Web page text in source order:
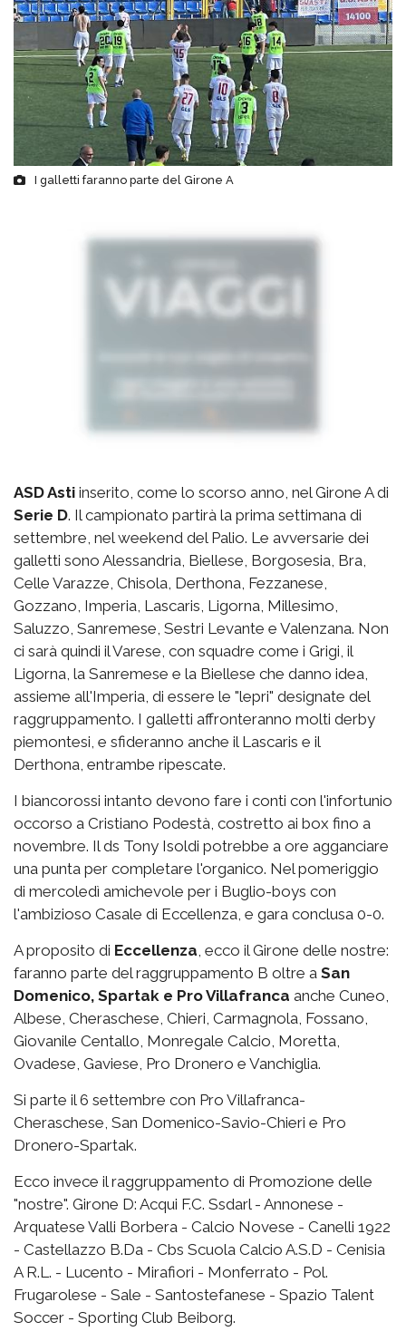
I galletti faranno parte del Girone A
ASD Asti inserito, come lo scorso anno, nel Girone A di
Serie D. Il campionato partirà la prima settimana di
settembre, nel weekend del Palio. Le avversarie dei
galletti sono Alessandria, Biellese, Borgosesia, Bra,
Celle Varazze, Chisola, Derthona, Fezzanese,
Gozzano, Imperia, Lascaris, Ligorna, Millesimo,
Saluzzo, Sanremese, Sestri Levante e Valenzana. Non
ci sarà quindi il Varese, con squadre come i Grigi, il
Ligorna, la Sanremese e la Biellese che danno idea,
assieme all'Imperia, di essere le "lepri" designate del
raggruppamento. I galletti affronteranno molti derby
piemontesi, e sfideranno anche il Lascaris e il
Derthona, entrambe ripescate.
I biancorossi intanto devono fare i conti con l'infortunio
occorso a Cristiano Podestà, costretto ai box fino a
novembre. Il ds Tony Isoldi potrebbe a ore agganciare
una punta per completare l'organico. Nel pomeriggio
di mercoledì amichevole per i Buglio-boys con
l'ambizioso Casale di Eccellenza, e gara conclusa 0-0.
A proposito di Eccellenza, ecco il Girone delle nostre:
faranno parte del raggruppamento B oltre a San
Domenico, Spartak e Pro Villafranca anche Cuneo,
Albese, Cheraschese, Chieri, Carmagnola, Fossano,
Giovanile Centallo, Monregale Calcio, Moretta,
Ovadese, Gaviese, Pro Dronero e Vanchiglia.
Si parte il 6 settembre con Pro Villafranca-
Cheraschese, San Domenico-Savio-Chieri e Pro
Dronero-Spartak.
Ecco invece il raggruppamento di Promozione delle
"nostre". Girone D: Acqui F.C. Ssdarl - Annonese -
Arquatese Valli Borbera - Calcio Novese - Canelli 1922
- Castellazzo B.Da - Cbs Scuola Calcio A.S.D - Cenisia
A R.L. - Lucento - Mirafiori - Monferrato - Pol.
Frugarolese - Sale - Santostefanese - Spazio Talent
Soccer - Sporting Club Beiborg.